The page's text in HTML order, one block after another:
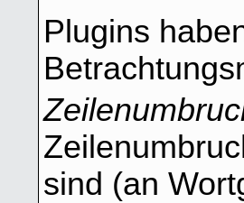
Plugins
sind (an